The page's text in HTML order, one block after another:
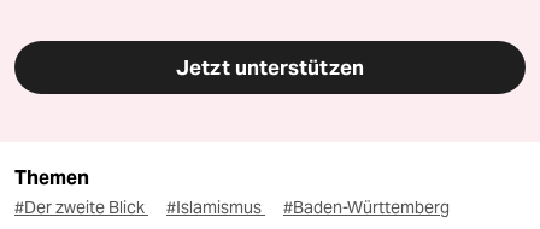
Jetzt unterstützen
Themen
#Der zweite Blick #Islamismus #Baden-Württemberg